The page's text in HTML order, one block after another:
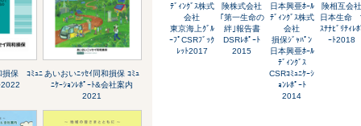
損保 ｺﾐｭﾆ
2022
あいおいﾆｯｾｲ同和損保 ｺﾐｭ
ﾆｹｰｼｮﾝﾚﾎﾟｰﾄ&会社案内
2021
ﾃﾞｨﾝｸﾞｽ株式
会社
東京海上ｸﾞﾙ
ｰﾌﾟCSRﾌﾞｯｸ
ﾚｯﾄ2017
険株式会社
｢第一生命の
絆｣報告書
DSRﾚﾎﾟｰﾄ
2015
日本興亜ﾎｰﾙ
ﾃﾞｨﾝｸﾞｽ株式
会社
損保ｼﾞｬﾊﾟﾝ
日本興亜ﾎｰﾙ
ﾃﾞｨﾝｸﾞｽ
CSRｺﾐｭﾆｹｰｼ
ｮﾝﾚﾎﾟｰﾄ
2014
険相互会社
日本生命
ｽﾃﾅﾋﾞﾘﾃｨﾚﾎ
ｰﾄ2018